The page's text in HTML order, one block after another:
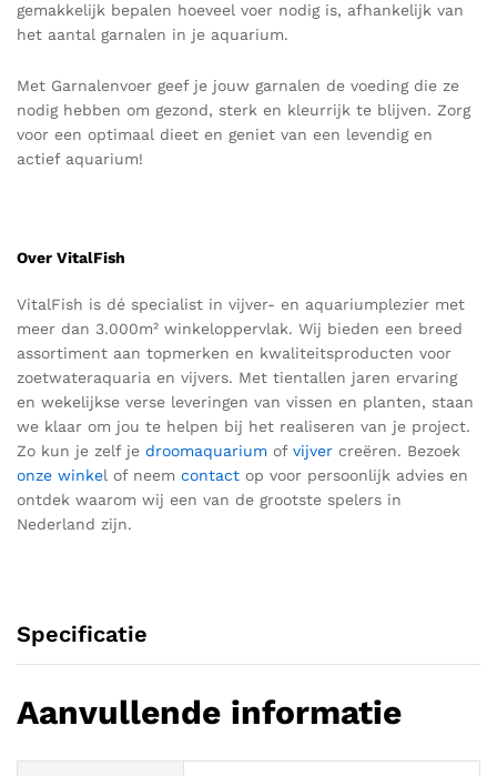
gemakkelijk bepalen hoeveel voer nodig is, afhankelijk van
het aantal garnalen in je aquarium.
Met Garnalenvoer geef je jouw garnalen de voeding die ze
nodig hebben om gezond, sterk en kleurrijk te blijven. Zorg
voor een optimaal dieet en geniet van een levendig en
actief aquarium!
Over VitalFish
VitalFish is dé specialist in vijver- en aquariumplezier met
meer dan 3.000m² winkeloppervlak. Wij bieden een breed
assortiment aan topmerken en kwaliteitsproducten voor
zoetwateraquaria en vijvers. Met tientallen jaren ervaring
en wekelijkse verse leveringen van vissen en planten, staan
we klaar om jou te helpen bij het realiseren van je project.
Zo kun je zelf je droomaquarium of vijver creëren. Bezoek
onze winkel of neem contact op voor persoonlijk advies en
ontdek waarom wij een van de grootste spelers in
Nederland zijn.
Specificatie
Aanvullende informatie